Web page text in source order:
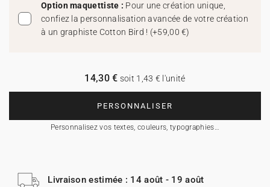
Option maquettiste : Pour une création unique,
confiez la personnalisation avancée de votre création
à un graphiste Cotton Bird ! (+59,00 €)
PERSONNALISER
Personnalisez vos textes, couleurs, typographies…
14,30 € soit 1,43 € l'unité
Livraison estimée : 14 août - 19 août